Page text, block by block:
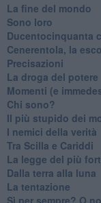
La fine del mondo
Sono loro
Ducentocinquanta
Cenerentola, la
Precisazioni
La droga del potere
Momenti (e
Chi sono?
Il più stupido dei
I nemici della verità
Tra Scilla e Cariddi
La legge del più
Dalla terra alla luna
La tentazione
​Sì per sempre? O